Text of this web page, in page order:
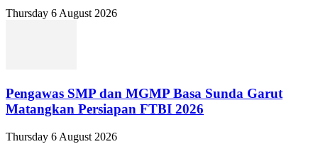
Thursday 6 August 2026
Pengawas SMP dan MGMP Basa Sunda Garut
Matangkan Persiapan FTBI 2026
Thursday 6 August 2026